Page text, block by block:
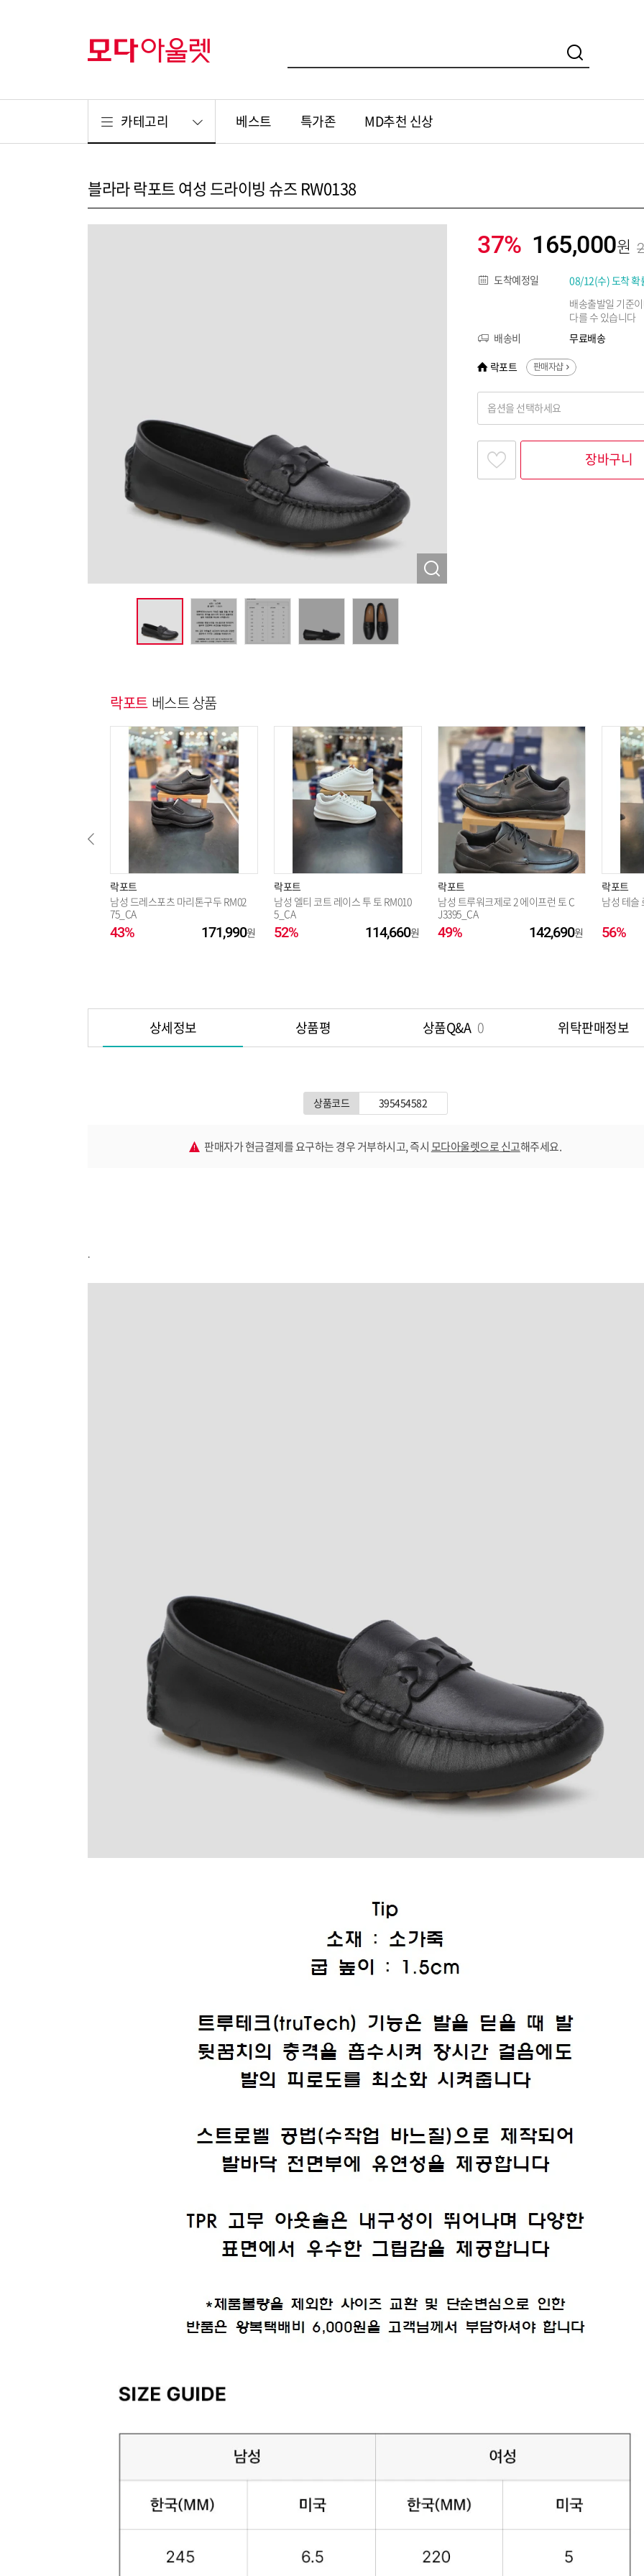
카테고리 베스트 특가존 MD추천 신상
블라라 락포트 여성 드라이빙 슈즈 RW0138
37% 165,000
도착예정일 08/12(수) 도착 확
배송출발일 기준
다를 수 있습니다
배송비
무료배송
락포트
판매자샵
옵션을 선택하세요
찾고싶은 옵션명을 입력해 주세요
옵션명 1
장바구니
락포트 베스트 상품
락포트
남성 드레스포츠 마리톤구두 RM02
75_CA
43% 171,990
락포트
남성 엘티 코트 레이스 투 토 RM010
5_CA
52% 114,660
락포트
남성 트루워크제로 2 에이프런 토 C
J3395_CA
49% 142,690
락포트
남성 테슬
56%
상세정보 상품평 상품Q&A 0 위탁판매정보
상품코드 395454582
판매자가 현금결제를 요구하는 경우 거부하시고, 즉시모다아울렛으로 신고해주세요.